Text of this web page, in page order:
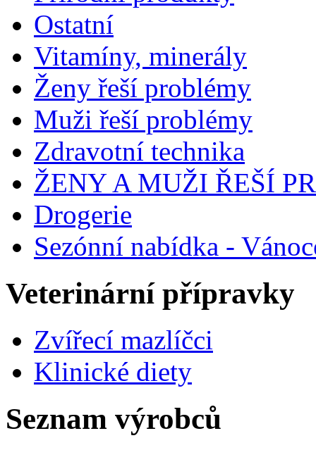
Ostatní
Vitamíny, minerály
Ženy řeší problémy
Muži řeší problémy
Zdravotní technika
ŽENY A MUŽI ŘEŠÍ
Drogerie
Sezónní nabídka -
Veterinární přípravky
Zvířecí mazlíčci
Klinické diety
Seznam výrobců